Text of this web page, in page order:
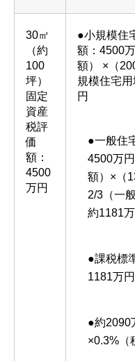
30㎡
（約
100
坪）
固定
資産
税評
価
額：
4500
万円
●小規模住
額：4500
額） ×（
規模住宅
円
●一般住
4500万
額）×（
2/3（一
約1181
●課税標
1181万
●約2090
×0.3%（